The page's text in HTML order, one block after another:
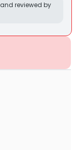
reviewed by